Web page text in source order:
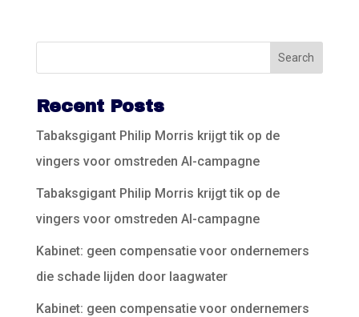
Recent Posts
Tabaksgigant Philip Morris krijgt tik op de
vingers voor omstreden AI-campagne
Tabaksgigant Philip Morris krijgt tik op de
vingers voor omstreden AI-campagne
Kabinet: geen compensatie voor ondernemers
die schade lijden door laagwater
Kabinet: geen compensatie voor ondernemers